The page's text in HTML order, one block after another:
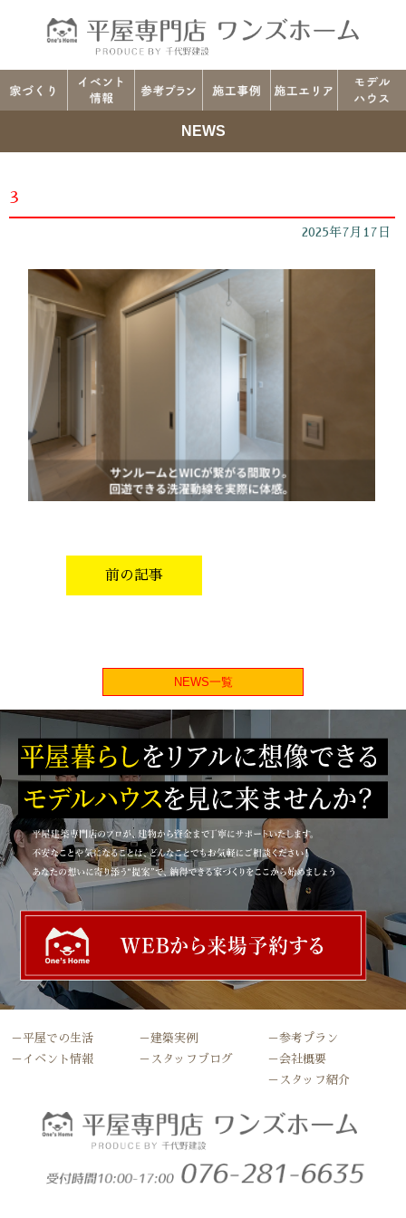
NEWS
3
2025年7月17日
前の記事
NEWS一覧
－平屋での生活
－イベント情報
－建築実例
－スタッフブログ
－参考プラン
－会社概要
－スタッフ紹介